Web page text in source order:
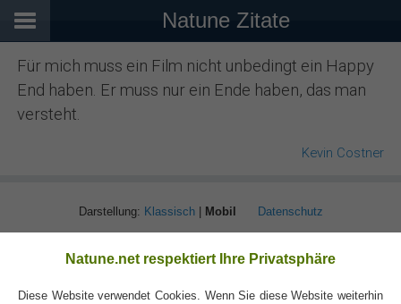
Natune Zitate
Für mich muss ein Film nicht unbedingt ein Happy
End haben. Er muss nur ein Ende haben, das man
versteht.
Kevin Costner
Darstellung: Klassisch| Mobil Datenschutz
Natune.net respektiert Ihre Privatsphäre
Diese Website verwendet Cookies. Wenn Sie diese Website weiterhin